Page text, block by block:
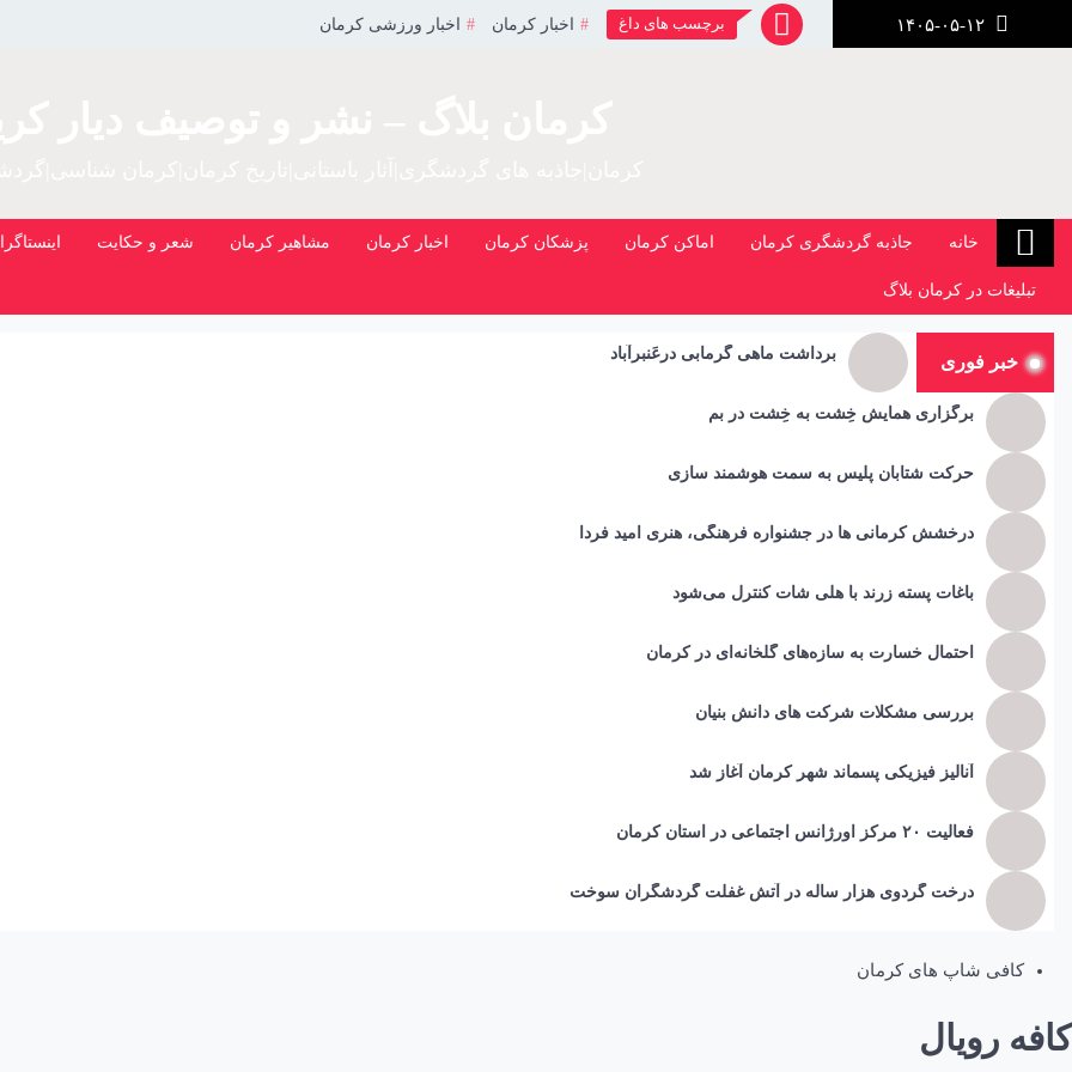
برچسب های داغ اخبار کرمان اخبار ورزشی کرمان
خانه جاذبه گردشگری کرمان اماکن کرمان پزشکان کرمان اخبار کرمان مشاهیر کرمان شعر و حکایت
تبلیغات در کرمان بلاگ
خبر فوری برداشت ماهی گرمابی درعَنبرآباد
برگزاری همایش خِشت به خِشت در بم
حرکت شتابان پلیس به سمت هوشمند سازی
درخشش کرمانی ها در جشنواره فرهنگی، هنری امید فردا
باغات پسته زرند با هلی شات کنترل می‌شود
احتمال خسارت به ساز‌ه‌های گلخانه‌ای در کرمان
بررسی مشکلات شرکت های دانش بنیان
آنالیز فیزیکی پسماند شهر کرمان آغاز شد
فعالیت ۲۰ مرکز اورژانس اجتماعی در استان کرمان
درخت گردوی هزار ساله در آتش غفلت گردشگران سوخت
کافی شاپ های کرمان
کافه رویال